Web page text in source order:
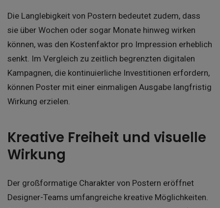
Die Langlebigkeit von Postern bedeutet zudem, dass
sie über Wochen oder sogar Monate hinweg wirken
können, was den Kostenfaktor pro Impression erheblich
senkt. Im Vergleich zu zeitlich begrenzten digitalen
Kampagnen, die kontinuierliche Investitionen erfordern,
können Poster mit einer einmaligen Ausgabe langfristig
Wirkung erzielen.
Kreative Freiheit und visuelle
Wirkung
Der großformatige Charakter von Postern eröffnet
Designer-Teams umfangreiche kreative Möglichkeiten.